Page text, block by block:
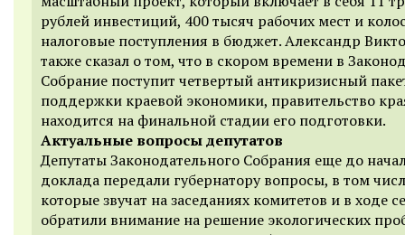
рублей инвестиций, 400 тысяч рабочих мест и
налоговые поступления в бюджет. Александр
также сказал о том, что в скором времени в
Собрание поступит четвертый антикризисный
поддержки краевой экономики, правительство
находится на финальной стадии его подготовки.
Актуальные вопросы депутатов
Депутаты Законодательного Собрания еще до
доклада передали губернатору вопросы, в том
которые звучат на заседаниях комитетов и в ходе
обратили внимание на решение экологических